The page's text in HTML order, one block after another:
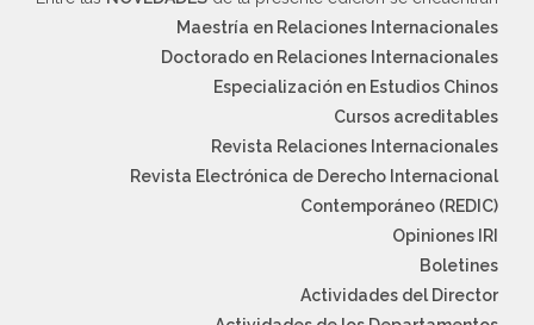
Maestría en Relaciones Internacionales
Doctorado en Relaciones Internacionales
Especialización en Estudios Chinos
Cursos acreditables
Revista Relaciones Internacionales
Revista Electrónica de Derecho Internacional
Contemporáneo (REDIC)
Opiniones IRI
Boletines
Actividades del Director